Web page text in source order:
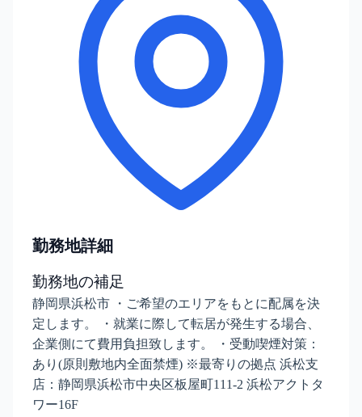
勤務地詳細
勤務地の補足
静岡県浜松市 ・ご希望のエリアをもとに配属を決
定します。 ・就業に際して転居が発生する場合、
企業側にて費用負担致します。 ・受動喫煙対策：
あり(原則敷地内全面禁煙) ※最寄りの拠点 浜松支
店：静岡県浜松市中央区板屋町111-2 浜松アクトタ
ワー16F